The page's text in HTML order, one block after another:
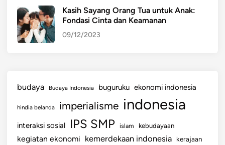
Kasih Sayang Orang Tua untuk Anak:
Fondasi Cinta dan Keamanan
09/12/2023
budaya Budaya Indonesia buguruku ekonomi indonesia
hindia belanda imperialisme indonesia
interaksi sosial IPS SMP islam kebudayaan
kegiatan ekonomi kemerdekaan indonesia kerajaan